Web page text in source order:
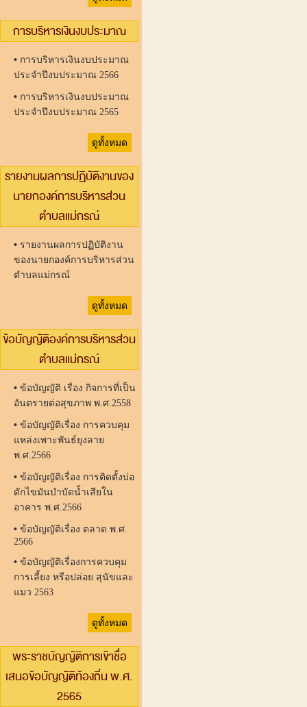
การบริหารเงินงบประมาณ
• การบริหารเงินงบประมาณ
ประจำปีงบประมาณ 2566
• การบริหารเงินงบประมาณ
ประจำปีงบประมาณ 2565
ดูทั้งหมด
รายงานผลการปฏิบัติงานของ
นายกองค์การบริหารส่วน
ตำบลแม่กรณ์
• รายงานผลการปฏิบัติงาน
ของนายกองค์การบริหารส่วน
ตำบลแม่กรณ์
ดูทั้งหมด
ข้อบัญญัติองค์การบริหารส่วน
ตำบลแม่กรณ์
• ข้อบัญญัติ เรื่อง กิจการที่เป็น
อันตรายต่อสุขภาพ พ.ศ.2558
• ข้อบัญญัติเรื่อง การควบคุม
แหล่งเพาะพันธ์ยุงลาย
พ.ศ.2566
• ข้อบัญญัติเรื่อง การติดตั้งบ่อ
ดักไขมันบำบัดน้ำเสียใน
อาคาร พ.ศ.2566
• ข้อบัญญัติเรื่อง ตลาด พ.ศ.
2566
• ข้อบัญญัติเรื่องการควบคุม
การเลี้ยง หรือปล่อย สุนัขและ
แมว 2563
ดูทั้งหมด
พระราชบัญญัติการเข้าชื่อ
เสนอข้อบัญญัติท้องถิ่น พ.ศ.
2565